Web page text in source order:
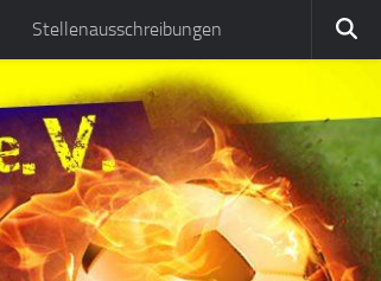
Stellenausschreibungen